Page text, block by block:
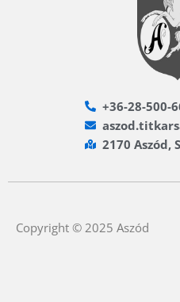
+36-28-500-
2170 Aszód,
Copyright © 2025 Aszód